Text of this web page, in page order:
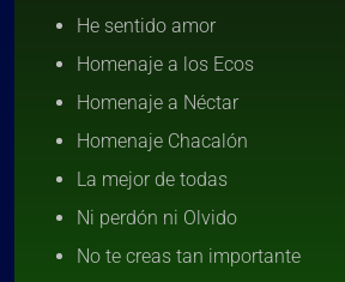
He sentido amor
Homenaje a los Ecos
Homenaje a Néctar
Homenaje Chacalón
La mejor de todas
Ni perdón ni Olvido
No te creas tan importante